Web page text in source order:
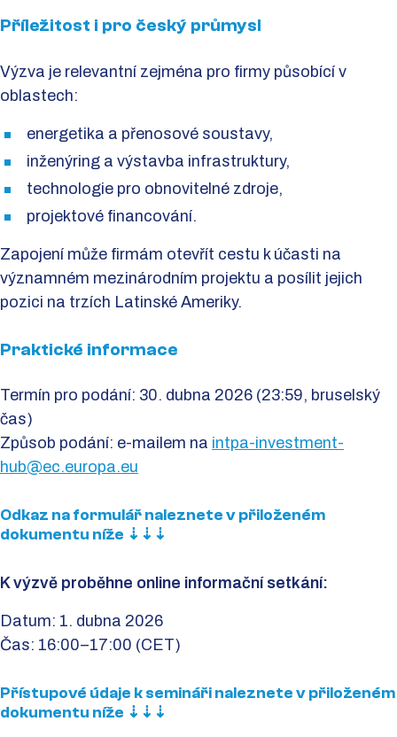
Příležitost i pro český průmysl
Výzva je relevantní zejména pro firmy působící v
oblastech:
energetika a přenosové soustavy,
inženýring a výstavba infrastruktury,
technologie pro obnovitelné zdroje,
projektové financování.
Zapojení může firmám otevřít cestu k účasti na
významném mezinárodním projektu a posílit jejich
pozici na trzích Latinské Ameriky.
Praktické informace
Termín pro podání: 30. dubna 2026 (23:59, bruselský
čas)
Způsob podání: e-mailem na intpa-investment-
hub@ec.europa.eu
Odkaz na formulář naleznete v přiloženém
dokumentu níže ⇣⇣⇣
K výzvě proběhne online informační setkání:
Datum: 1. dubna 2026
Čas: 16:00–17:00 (CET)
Přístupové údaje k semináři naleznete v přiloženém
dokumentu níže ⇣⇣⇣